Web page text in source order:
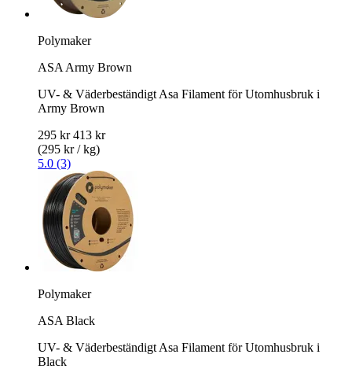
Polymaker
ASA Army Brown
UV- & Väderbeständigt Asa Filament för Utomhusbruk i
Army Brown
295 kr 413 kr
(295 kr / kg)
5.0 (3)
Polymaker
ASA Black
UV- & Väderbeständigt Asa Filament för Utomhusbruk i
Black